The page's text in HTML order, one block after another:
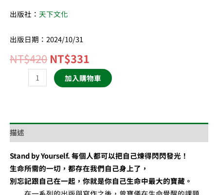
出版社： 天下文化
出版日期：2024/10/31
NT$420 NT$331
加入購物車
描述
Stand by Yourself. 每個人都可以把自己煉得閃閃發光！
生命所需的一切，都存在我們自己身上了，
別忘記跟自己在一起，你就是你自己生命中最大的寶藏。